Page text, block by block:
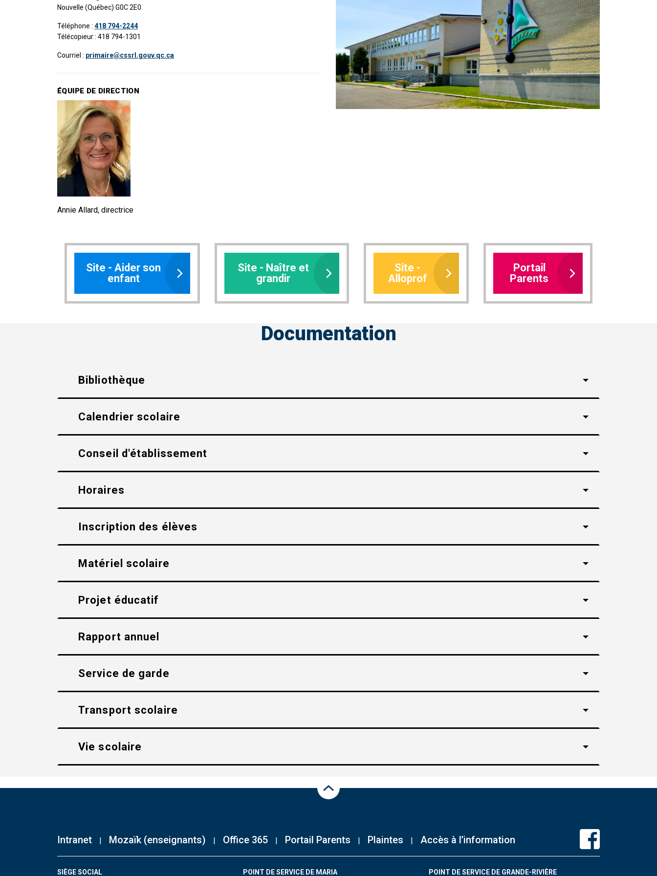
Nouvelle (Québec) G0C 2E0
Téléphone : 418 794-2244
Télécopieur : 418 794-1301​
Courriel : primaire@cssrl.gouv.qc.ca
ÉQUIPE DE DIRECTION
Annie Allard, directrice
Site - Aider son
enfant
Site - Naître et
grandir
Site -
Alloprof
Portail
Parents
Documentation
Bibliothèque
Calendrier scolaire
Conseil d'établissement
Horaires
Inscription des élèves
Matériel scolaire
Projet éducatif
Rapport annuel
Service de garde
Transport scolaire
Vie scolaire
Intranet Mozaïk (enseignants) Office 365 Portail Parents Plaintes Accès à l’information
SIÈGE SOCIAL POINT DE SERVICE DE MARIA POINT DE SERVICE DE GRANDE-RIVIÈRE